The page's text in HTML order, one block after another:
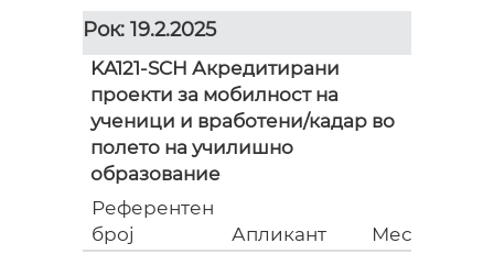
Рок: 19.2.2025
KA121-SCH Акредитирани
проекти за мобилност на
ученици и вработени/кадар во
полето на училишно
образование
Референтен
број
Апликант Место